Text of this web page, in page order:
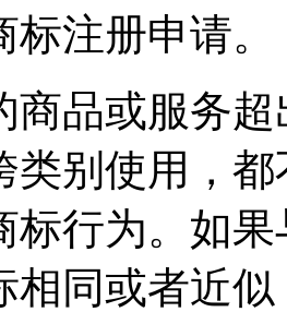
注册申请。
商品或服务
类别使用，
标行为。如
相同或者近